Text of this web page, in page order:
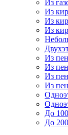
Из
Из
Из
Из
Из
Из
Из
Из
До
До